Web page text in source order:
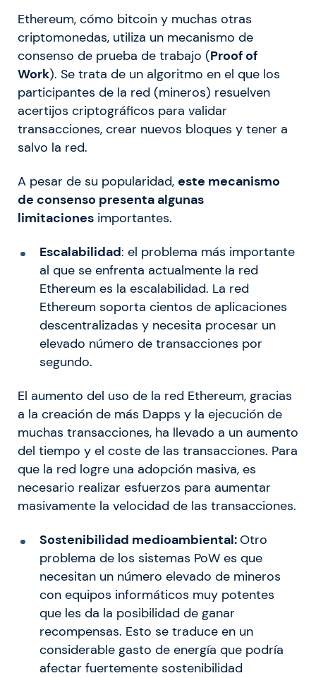
Ethereum, cómo bitcoin y muchas otras
criptomonedas, utiliza un mecanismo de
consenso de prueba de trabajo (Proof of
Work). Se trata de un algoritmo en el que los
participantes de la red (mineros) resuelven
acertijos criptográficos para validar
transacciones, crear nuevos bloques y tener a
salvo la red.
A pesar de su popularidad, este mecanismo
de consenso presenta algunas
limitaciones importantes.
Escalabilidad: el problema más importante
al que se enfrenta actualmente la red
Ethereum es la escalabilidad. La red
Ethereum soporta cientos de aplicaciones
descentralizadas y necesita procesar un
elevado número de transacciones por
segundo.
El aumento del uso de la red Ethereum, gracias
a la creación de más Dapps y la ejecución de
muchas transacciones, ha llevado a un aumento
del tiempo y el coste de las transacciones. Para
que la red logre una adopción masiva, es
necesario realizar esfuerzos para aumentar
masivamente la velocidad de las transacciones.
Sostenibilidad medioambiental:Otro
problema de los sistemas PoW es que
necesitan un número elevado de mineros
con equipos informáticos muy potentes
que les da la posibilidad de ganar
recompensas. Esto se traduce en un
considerable gasto de energía que podría
afectar fuertemente sostenibilidad